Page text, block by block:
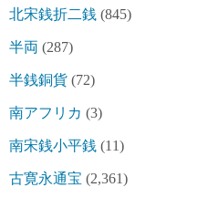
北宋銭折二銭 (845)
半両 (287)
半銭銅貨 (72)
南アフリカ (3)
南宋銭小平銭 (11)
古寛永通宝 (2,361)